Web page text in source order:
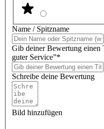
Name / Spitzname
Gib deiner Bewertung einen
guter Service”*
Schreibe deine Bewertung
Bild hinzufügen